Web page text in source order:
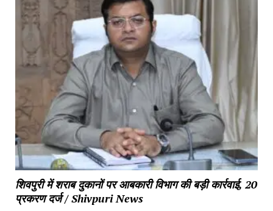
शिवपुरी में शराब दुकानों पर आबकारी विभाग की बड़ी कार्रवाई, 20
प्रकरण दर्ज / Shivpuri News